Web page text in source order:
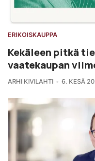
ERIKOISKAUPPA
Kekäleen pitkä
vaatekaupan
ARHI KIVILAHTI 6. KESÄ